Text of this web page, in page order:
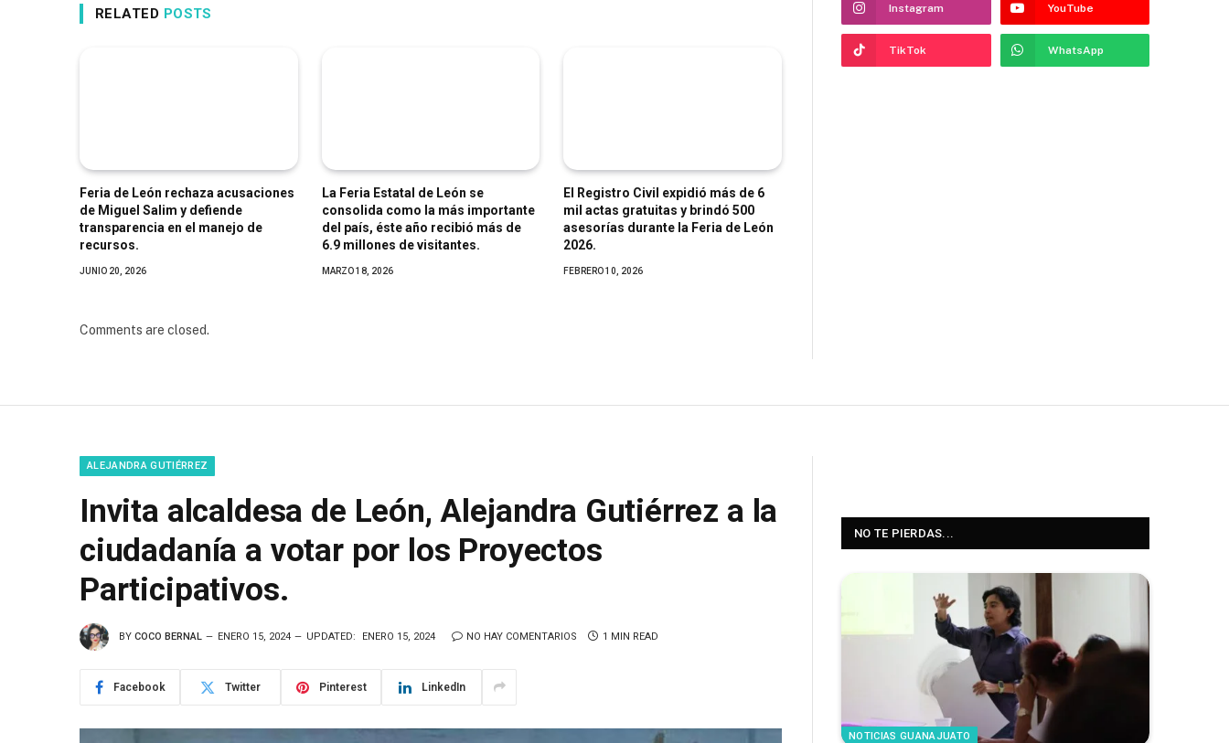
RELATED POSTS
Feria de León rechaza acusaciones
de Miguel Salim y defiende
transparencia en el manejo de
recursos.
JUNIO 20, 2026
La Feria Estatal de León se
consolida como la más importante
del país, éste año recibió más de
6.9 millones de visitantes.
MARZO 18, 2026
El Registro Civil expidió más de 6
mil actas gratuitas y brindó 500
asesorías durante la Feria de León
2026.
FEBRERO 10, 2026
Comments are closed.
Instagram YouTube
TikTok WhatsApp
ALEJANDRA GUTIÉRREZ
Invita alcaldesa de León, Alejandra Gutiérrez a la
ciudadanía a votar por los Proyectos
Participativos.
BY COCO BERNAL ENERO 15, 2024 UPDATED: ENERO 15, 2024 NO HAY COMENTARIOS 1 MIN READ
Facebook Twitter Pinterest LinkedIn
NO TE PIERDAS...
NOTICIAS GUANAJUATO